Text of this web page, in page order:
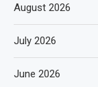
August 2026
July 2026
June 2026